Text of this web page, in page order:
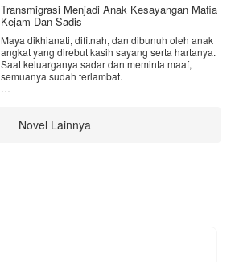
Seraphina akhirnya memutuskan untuk menerima
lamaran dari pria itu.
Namun, empat tahun setelah pernikahan mereka,
Seraphina baru tahu jika ternyata Kaivan
menikahinya hanya supaya Seraphina tidak
mengusik pernikahan Kalani dan Arsenio.
juga mencintai Kalani. Dia bahkan rela berkorban
dengan menikahi Seraphina hanya demi
dijemput paksa orang tua untuk dijodohkan,
nyatanya Fiola sedang hamil.
“Uang yang akan kamu terima adalah bentuk
tanggung jawab, jangan berharap yang lain.” ==
Prabu Mahendra.
Transmigrasi Menjadi Anak Kesayangan Mafia
Kejam Dan Sadis
Maya dikhianati, difitnah, dan dibunuh oleh anak
angkat yang direbut kasih sayang serta hartanya.
Saat keluarganya sadar dan meminta maaf,
semuanya sudah terlambat.
kehidupan baru ini, ia dicintai dan dilindungi
sepenuh hati. Musuh masih mengancam, tapi
Novel Lainnya